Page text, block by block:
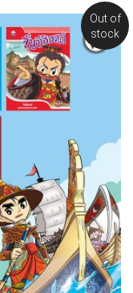
Out of
stock